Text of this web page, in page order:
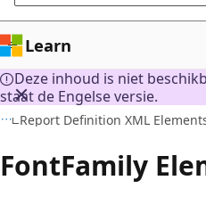
Learn
Deze inhoud is niet
staat de Engelse versie.
Report Definition XML
FontFamily